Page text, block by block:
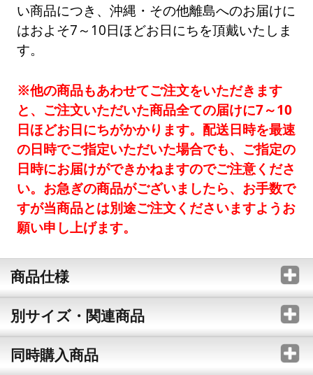
い商品につき、沖縄・その他離島へのお届けに
はおよそ7～10日ほどお日にちを頂戴いたしま
す。
※他の商品もあわせてご注文をいただきます
と、ご注文いただいた商品全ての届けに7～10
日ほどお日にちがかかります。配送日時を最速
の日時でご指定いただいた場合でも、ご指定の
日時にお届けができかねますのでご注意くださ
い。お急ぎの商品がございましたら、お手数で
すが当商品とは別途ご注文くださいますようお
願い申し上げます。
商品仕様
別サイズ・関連商品
同時購入商品